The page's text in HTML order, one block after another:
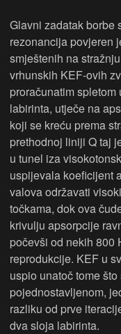
Glavni zadatak borbe
rezonancija povjeren
smještenih na
vrhunskih KEF-ovih
proračunatim
labirinta, utječe na
koji se kreću prema
prethodnoj liniji Q taj
u tunel iza
uspijevala koeficijent
valova održavati
točkama, dok ova
krivulju apsorpcije
počevši od nekih 800
reprodukcije. KEF u
uspio unatoč tome
pojednostavljenom,
razliku od prve
dva sloja labirinta.